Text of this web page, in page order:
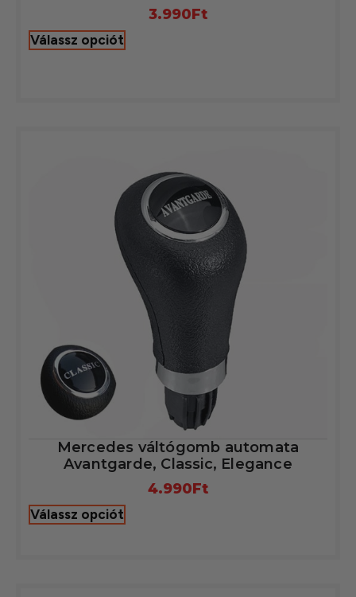
3.990Ft
Válassz opciót
Mercedes váltógomb automata
Avantgarde, Classic, Elegance
4.990Ft
Válassz opciót